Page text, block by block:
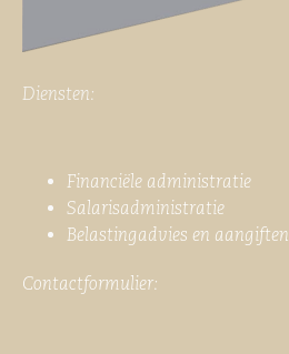
Diensten:
Financiële administratie
Salarisadministratie
Belastingadvies en aangiften
Contactformulier: